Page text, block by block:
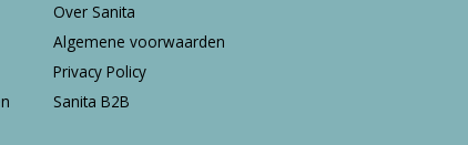
Over Sanita
Algemene voorwaarden
Privacy Policy
Sanita B2B